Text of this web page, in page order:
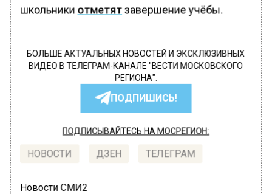
школьники отметятзавершение учёбы.
БОЛЬШЕ АКТУАЛЬНЫХ НОВОСТЕЙ И ЭКСКЛЮЗИВНЫХ
ВИДЕО В ТЕЛЕГРАМ-КАНАЛЕ "ВЕСТИ МОСКОВСКОГО
РЕГИОНА".
ПОДПИШИСЬ!
ПОДПИСЫВАЙТЕСЬ НА МОСРЕГИОН:
НОВОСТИ ДЗЕН ТЕЛЕГРАМ
Новости СМИ2